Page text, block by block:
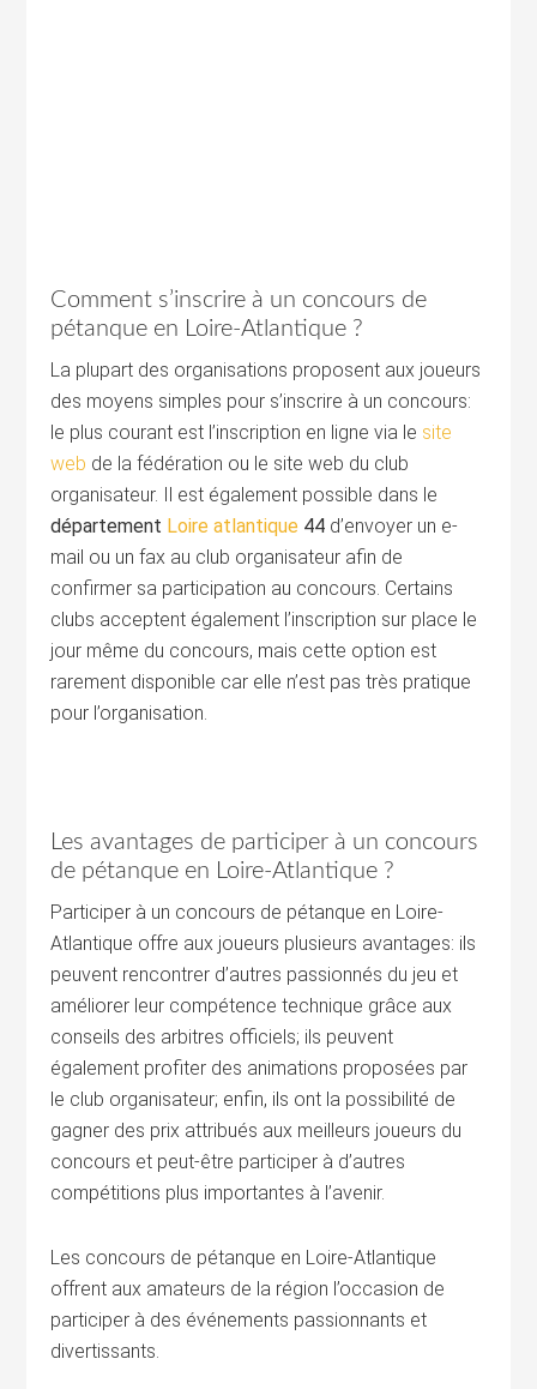
Comment s’inscrire à un concours de
pétanque en Loire-Atlantique ?
La plupart des organisations proposent aux joueurs
des moyens simples pour s’inscrire à un concours:
le plus courant est l’inscription en ligne via le site
web de la fédération ou le site web du club
organisateur. Il est également possible dans le
département Loire atlantique 44 d’envoyer un e-
mail ou un fax au club organisateur afin de
confirmer sa participation au concours. Certains
clubs acceptent également l’inscription sur place le
jour même du concours, mais cette option est
rarement disponible car elle n’est pas très pratique
pour l’organisation.
Les avantages de participer à un concours
de pétanque en Loire-Atlantique ?
Participer à un concours de pétanque en Loire-
Atlantique offre aux joueurs plusieurs avantages: ils
peuvent rencontrer d’autres passionnés du jeu et
améliorer leur compétence technique grâce aux
conseils des arbitres officiels; ils peuvent
également profiter des animations proposées par
le club organisateur; enfin, ils ont la possibilité de
gagner des prix attribués aux meilleurs joueurs du
concours et peut-être participer à d’autres
compétitions plus importantes à l’avenir.
Les concours de pétanque en Loire-Atlantique
offrent aux amateurs de la région l’occasion de
participer à des événements passionnants et
divertissants.